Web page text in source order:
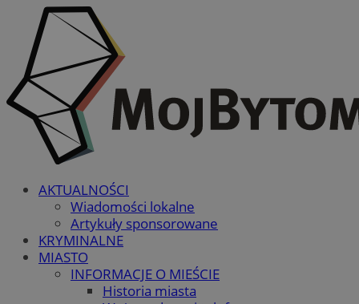
AKTUALNOŚCI
Wiadomości lokalne
Artykuły sponsorowane
KRYMINALNE
MIASTO
INFORMACJE O MIEŚCIE
Historia miasta